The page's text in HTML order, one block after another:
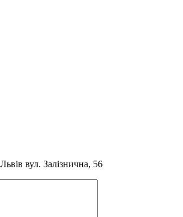
вул. Залізнична, 56